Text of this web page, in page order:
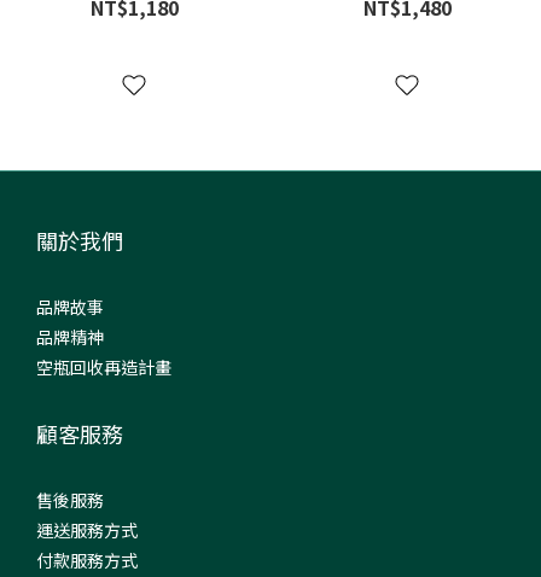
NT$1,180 NT$1,480
關於我們
品牌故事
品牌精神
空瓶回收再造計畫
顧客服務
售後服務
運送服務方式
付款服務方式